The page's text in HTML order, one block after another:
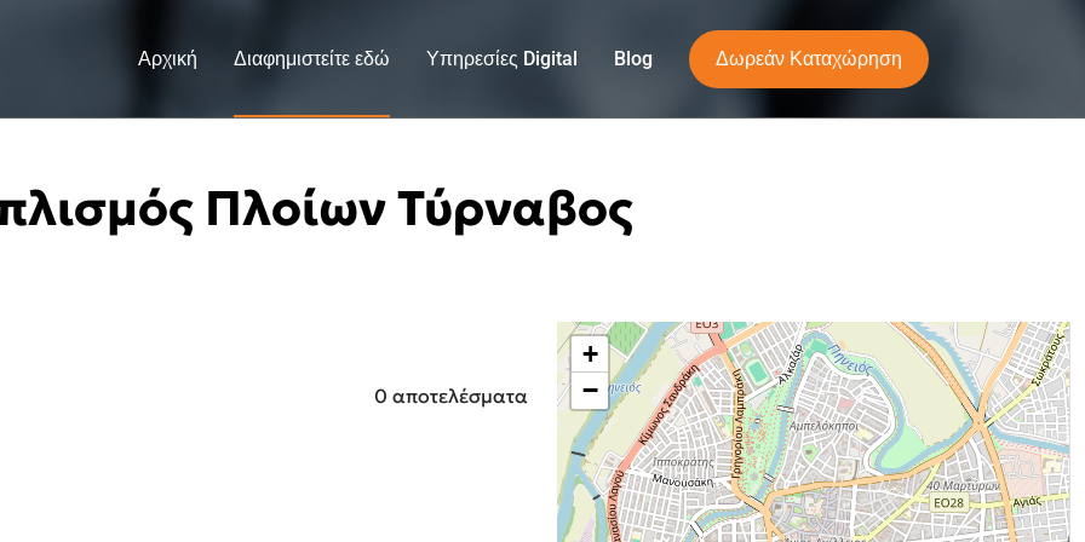
Αρχική Διαφημιστείτε εδώ Υπηρεσίες Digital Blog Δωρεάν Καταχώρηση
Πλοίων Τύρναβος
0 αποτελέσματα
+
−